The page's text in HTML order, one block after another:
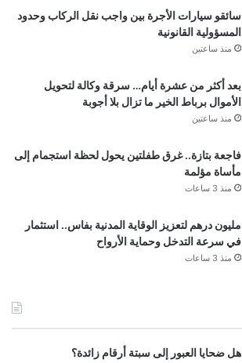
سائقو سيارات الأجرة بين واجب نقل الركاب وحدود
المسؤولية القانونية
منذ ساعتين
بعد أكثر من عشرة أيام… سرقة وكالة لتحويل
الأموال برباط الخير ما تزال بلا أجوبة
منذ ساعتين
فاجعة بتازة.. غرق طفلتين يحول لحظة استجمام إلى
مأساة مؤلمة
منذ 3 ساعات
مليون درهم لتعزيز الوقاية المدنية بفاس.. استثمار
في سرعة التدخل وحماية الأرواح
منذ 3 ساعات
هل ضحايا العبور إلى سبتة أرقام زائدة؟